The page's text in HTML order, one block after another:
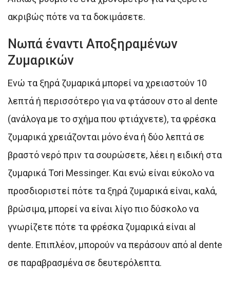
ακριβώς πότε να τα δοκιμάσετε.
Νωπά έναντι Αποξηραμένων
Ζυμαρικών
Ενώ τα ξηρά ζυμαρικά μπορεί να χρειαστούν 10
λεπτά ή περισσότερο για να φτάσουν στο al dente
(ανάλογα με το σχήμα που φτιάχνετε), τα φρέσκα
ζυμαρικά χρειάζονται μόνο ένα ή δύο λεπτά σε
βραστό νερό πριν τα σουρώσετε, λέει η ειδική στα
ζυμαρικά Tori Messinger. Και ενώ είναι εύκολο να
προσδιοριστεί πότε τα ξηρά ζυμαρικά είναι, καλά,
βρώσιμα, μπορεί να είναι λίγο πιο δύσκολο να
γνωρίζετε πότε τα φρέσκα ζυμαρικά είναι al
dente. Επιπλέον, μπορούν να περάσουν από al dente
σε παραβρασμένα σε δευτερόλεπτα.